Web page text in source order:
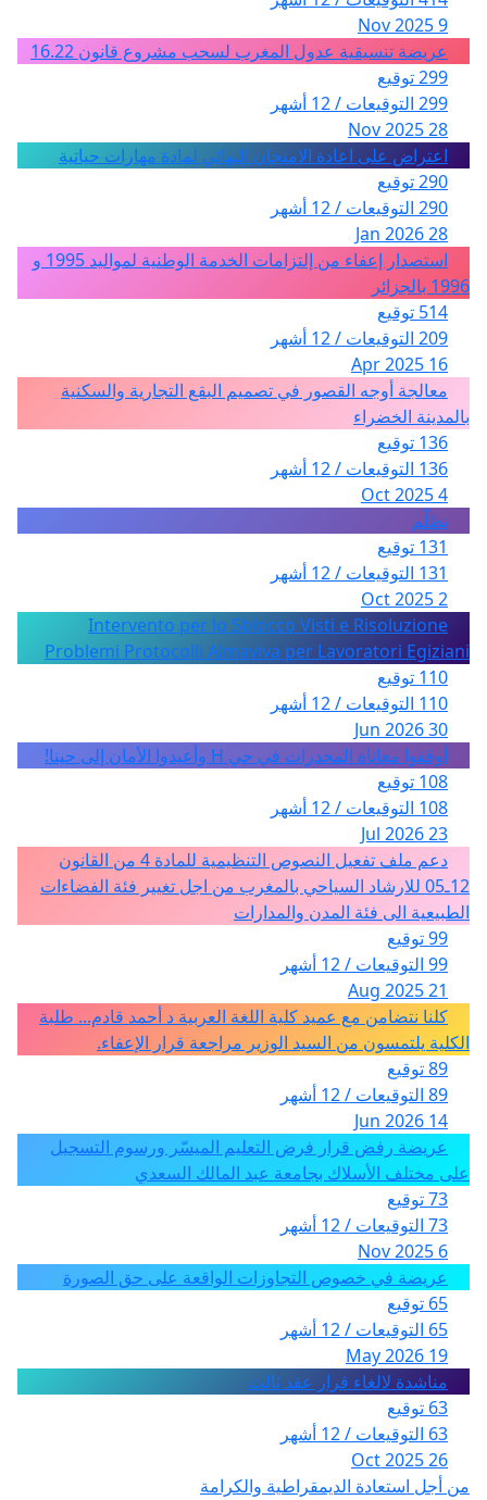
9 Nov 2025
عريضة تنسيقية عدول المغرب لسحب مشروع قانون 16.22
299 توقيع
299 التوقيعات / 12 أشهر
28 Nov 2025
اعتراض على اعادة الامتحان النهائي لمادة مهارات حياتية
290 توقيع
290 التوقيعات / 12 أشهر
28 Jan 2026
استصدار إعفاء من إلتزامات الخدمة الوطنية لمواليد 1995 و
1996 بالجزائر
514 توقيع
209 التوقيعات / 12 أشهر
16 Apr 2025
معالجة أوجه القصور في تصميم البقع التجارية والسكنية
بالمدينة الخضراء
136 توقيع
136 التوقيعات / 12 أشهر
4 Oct 2025
تظلّم
131 توقيع
131 التوقيعات / 12 أشهر
2 Oct 2025
Intervento per lo Sblocco Visti e Risoluzione
Problemi Protocolli Almaviva per Lavoratori Egiziani
110 توقيع
110 التوقيعات / 12 أشهر
30 Jun 2026
أوقفوا معاناة المخدرات في حي H وأعيدوا الأمان إلى حينا!
108 توقيع
108 التوقيعات / 12 أشهر
23 Jul 2026
دعم ملف تفعيل النصوص التنظيمية للمادة 4 من القانون
12ـ05 للارشاد السياحي بالمغرب من اجل تغيير فئة الفضاءات
الطبيعية الى فئة المدن والمدارات
99 توقيع
99 التوقيعات / 12 أشهر
21 Aug 2025
كلنا نتضامن مع عميد كلية اللغة العربية د أحمد قادم... طلبة
الكلية يلتمسون من السيد الوزير مراجعة قرار الإعفاء.
89 توقيع
89 التوقيعات / 12 أشهر
14 Jun 2026
عريضة رفض قرار فرض التعليم الميسّر ورسوم التسجيل
على مختلف الأسلاك بجامعة عبد المالك السعدي
73 توقيع
73 التوقيعات / 12 أشهر
6 Nov 2025
عريضة في خصوص التجاوزات الواقعة على حق الصورة
65 توقيع
65 التوقيعات / 12 أشهر
19 May 2026
مناشدة لالغاء قرار عقد ثالث
63 توقيع
63 التوقيعات / 12 أشهر
26 Oct 2025
من أجل استعادة الديمقراطية والكرامة